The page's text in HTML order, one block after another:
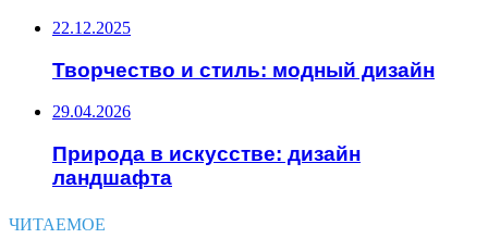
22.12.2025
Творчество и стиль: модный дизайн
29.04.2026
Природа в искусстве: дизайн
ландшафта
ЧИТАЕМОЕ